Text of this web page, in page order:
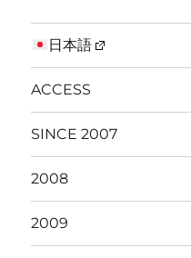
日本語
ACCESS
SINCE 2007
2008
2009